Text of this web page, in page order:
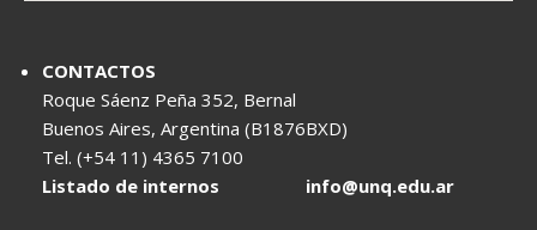
CONTACTOS
Roque Sáenz Peña 352, Bernal
Buenos Aires, Argentina (B1876BXD)
Tel. (+54 11) 4365 7100
Listado de internos
info@unq.edu.ar